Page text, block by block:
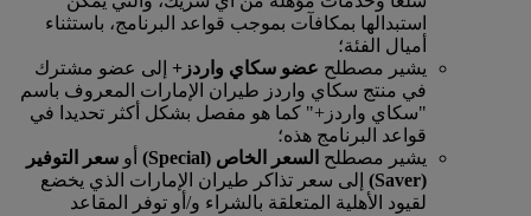
استبدالها بمكافآت بموجب قواعد البرنامج، باستثناء
أميال الفئة؛
يشير مصطلح عضو سكاي واردز+ إلى عضو مشترك
في منتج سكاي واردز طيران الإمارات المعروف باسم
"سكاي واردز+" كما هو مفصل بشكل أكثر تحديدا في
قواعد البرنامج هذه؛
يشير مصطلح السعر الخاص (Special) أو سعر
التوفير
(Saver)
إلى سعر تذاكر طيران الإمارات الذي يخضع
لقيود الأهلية المتعلقة بالشراء و/أو توفر المقاعد